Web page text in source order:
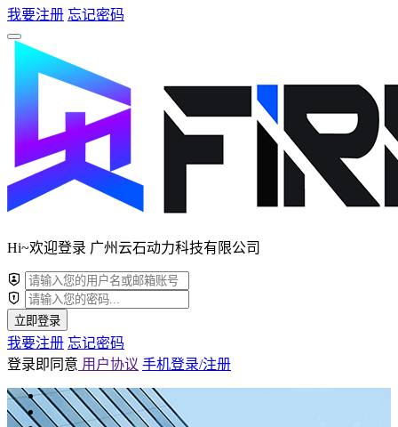
我要注册 忘记密码
Hi~欢迎登录 广州云石动力科技有限公司
立即登录
我要注册 忘记密码
登录即同意 用户协议 手机登录/注册